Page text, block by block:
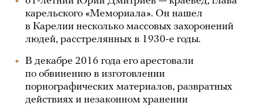
карельского «Мемориала». Он нашел
в Карелии несколько массовых захоронений
людей, расстрелянных в 1930-е годы.
В декабре 2016 года его арестовали
по обвинению в изготовлении
порнографических материалов, развратных
действиях и незаконном хранении